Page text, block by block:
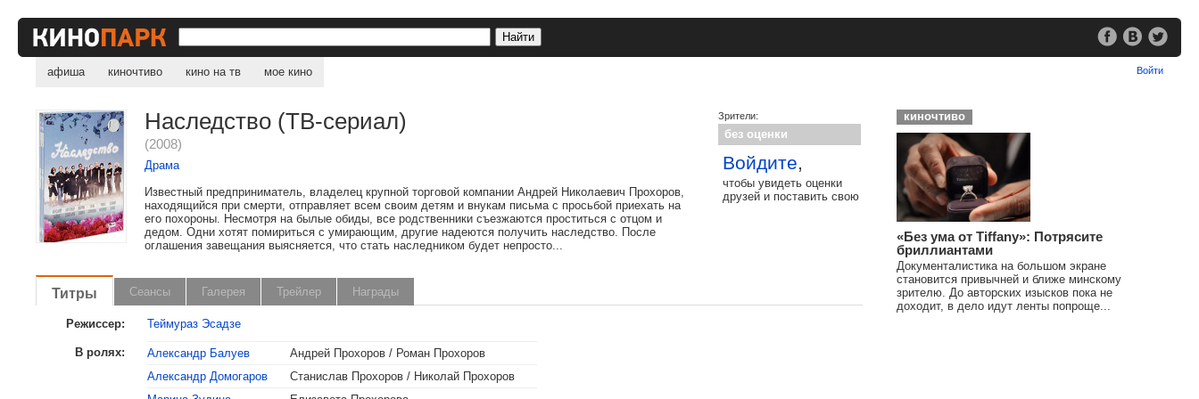
афиша киночтиво кино на тв мое кино Войти
Наследство (ТВ-сериал)
(2008)
Драма
Известный предприниматель, владелец крупной торговой компании Андрей Николаевич Прохоров,
находящийся при смерти, отправляет всем своим детям и внукам письма с просьбой приехать на
его похороны. Несмотря на былые обиды, все родственники съезжаются проститься с отцом и
дедом. Одни хотят помириться с умирающим, другие надеются получить наследство. После
оглашения завещания выясняется, что стать наследником будет непросто...
Зрители:
без оценки
Войдите,
чтобы увидеть оценки
друзей и поставить свою
Титры Сеансы Галерея Трейлер Награды
Режиссер: Теймураз Эсадзе
В ролях: Александр Балуев
Андрей Прохоров / Роман Прохоров
Александр Домогаров
Станислав Прохоров / Николай Прохоров
киночтиво
«Без ума от Tiffany»: Потрясите
бриллиантами
Документалистика на большом экране
становится привычней и ближе минскому
зрителю. До авторских изысков пока не
доходит, в дело идут ленты попроще...